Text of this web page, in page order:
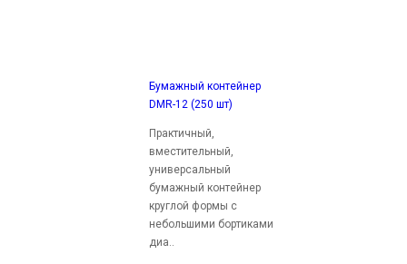
Бумажный контейнер
DMR-12 (250 шт)
Практичный,
вместительный,
универсальный
бумажный контейнер
круглой формы с
небольшими бортиками
диа..